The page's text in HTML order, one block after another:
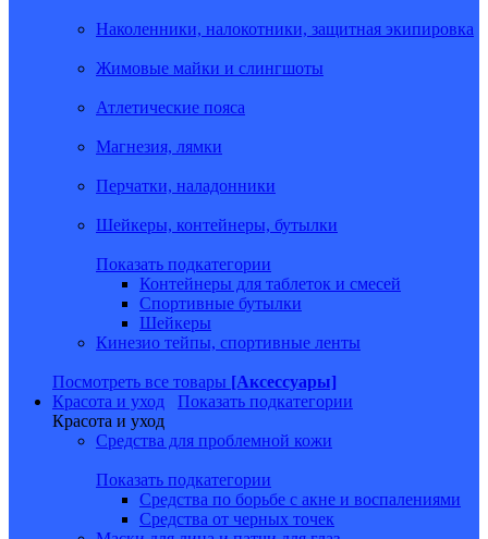
Наколенники, налокотники, защитная экипировка
Жимовые майки и слингшоты
Атлетические пояса
Магнезия, лямки
Перчатки, наладонники
Шейкеры, контейнеры, бутылки
Показать подкатегории
Контейнеры для таблеток и смесей
Спортивные бутылки
Шейкеры
Кинезио тейпы, спортивные ленты
Посмотреть все товары [Аксессуары]
Красота и уход
Показать подкатегории
Красота и уход
Средства для проблемной кожи
Показать подкатегории
Средства по борьбе с акне и воспалениями
Средства от черных точек